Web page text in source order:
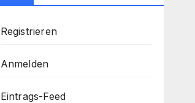
Registrieren
Anmelden
Eintrags-Feed